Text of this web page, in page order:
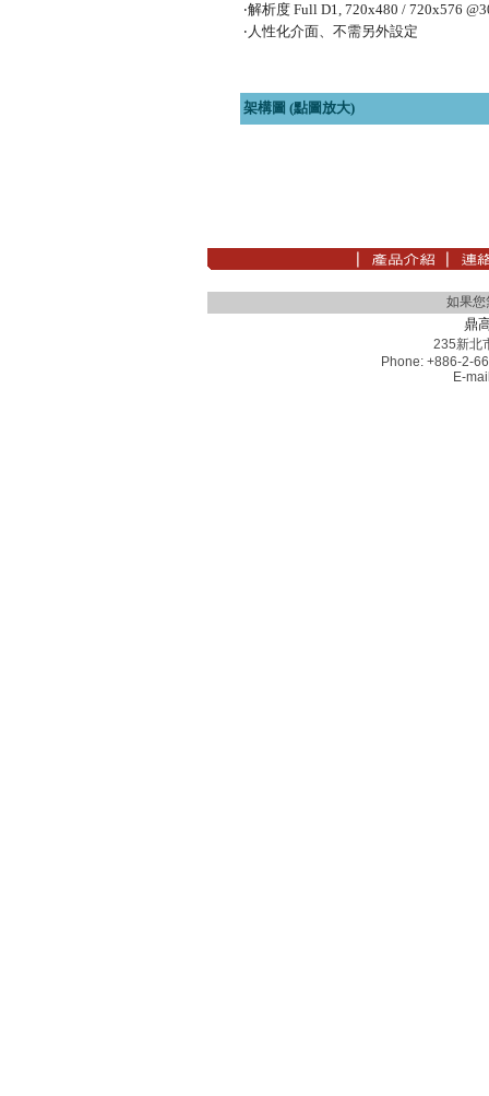
‧解析度 Full D1, 720x480 / 720x576
‧人性化介面、不需另外設定
架構圖 (點圖放大)
如果
鼎
235新北
Phone: +886-2-
E-